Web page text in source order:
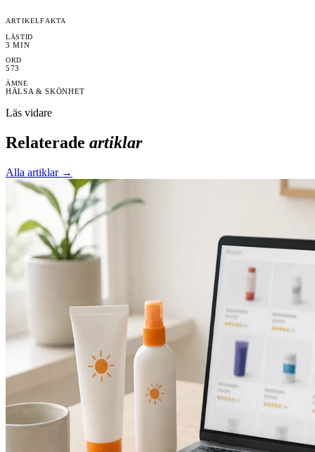
ARTIKELFAKTA
LÄSTID
3 MIN
ORD
573
ÄMNE
HÄLSA & SKÖNHET
Läs vidare
Relaterade artiklar
Alla artiklar →